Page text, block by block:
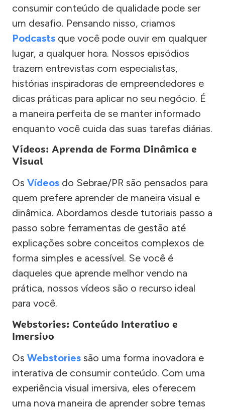
consumir conteúdo de qualidade pode ser
um desafio. Pensando nisso, criamos
Podcasts que você pode ouvir em qualquer
lugar, a qualquer hora. Nossos episódios
trazem entrevistas com especialistas,
histórias inspiradoras de empreendedores e
dicas práticas para aplicar no seu negócio. É
a maneira perfeita de se manter informado
enquanto você cuida das suas tarefas diárias.
Vídeos: Aprenda de Forma Dinâmica e
Visual
Os Vídeos do Sebrae/PR são pensados para
quem prefere aprender de maneira visual e
dinâmica. Abordamos desde tutoriais passo a
passo sobre ferramentas de gestão até
explicações sobre conceitos complexos de
forma simples e acessível. Se você é
daqueles que aprende melhor vendo na
prática, nossos vídeos são o recurso ideal
para você.
Webstories: Conteúdo Interativo e
Imersivo
Os Webstories são uma forma inovadora e
interativa de consumir conteúdo. Com uma
experiência visual imersiva, eles oferecem
uma nova maneira de aprender sobre temas